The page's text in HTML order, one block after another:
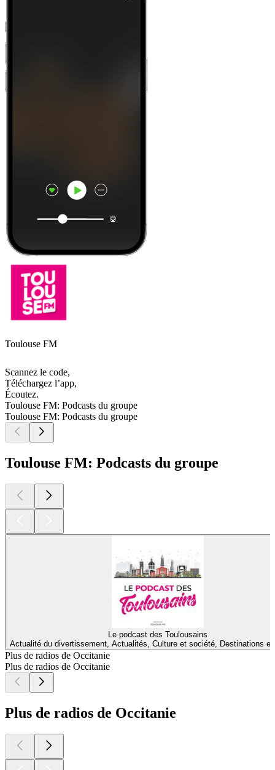
Toulouse FM
Scannez le code,
Téléchargez l’app,
Écoutez.
Toulouse FM: Podcasts du groupe
Toulouse FM: Podcasts du groupe
Toulouse FM: Podcasts du groupe
Le podcast des Toulousains
Actualité du divertissement, Actualités, Culture et société, Destinations
Plus de radios de Occitanie
Plus de radios de Occitanie
Plus de radios de Occitanie